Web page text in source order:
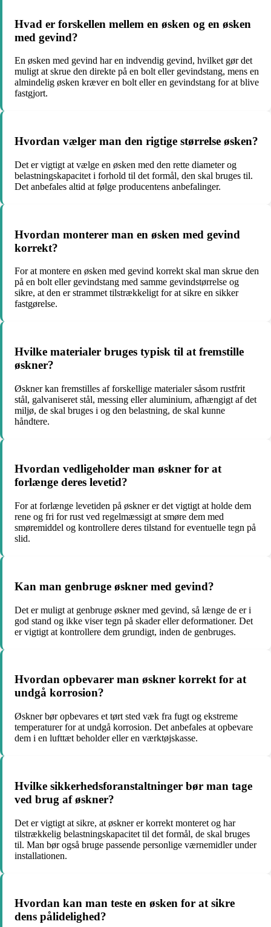
Hvad er forskellen mellem en øsken og en øsken
med gevind?
En øsken med gevind har en indvendig gevind, hvilket gør det
muligt at skrue den direkte på en bolt eller gevindstang, mens en
almindelig øsken kræver en bolt eller en gevindstang for at blive
fastgjort.
Hvordan vælger man den rigtige størrelse øsken?
Det er vigtigt at vælge en øsken med den rette diameter og
belastningskapacitet i forhold til det formål, den skal bruges til.
Det anbefales altid at følge producentens anbefalinger.
Hvordan monterer man en øsken med gevind
korrekt?
For at montere en øsken med gevind korrekt skal man skrue den
på en bolt eller gevindstang med samme gevindstørrelse og
sikre, at den er strammet tilstrækkeligt for at sikre en sikker
fastgørelse.
Hvilke materialer bruges typisk til at fremstille
øskner?
Øskner kan fremstilles af forskellige materialer såsom rustfrit
stål, galvaniseret stål, messing eller aluminium, afhængigt af det
miljø, de skal bruges i og den belastning, de skal kunne
håndtere.
Hvordan vedligeholder man øskner for at
forlænge deres levetid?
For at forlænge levetiden på øskner er det vigtigt at holde dem
rene og fri for rust ved regelmæssigt at smøre dem med
smøremiddel og kontrollere deres tilstand for eventuelle tegn på
slid.
Kan man genbruge øskner med gevind?
Det er muligt at genbruge øskner med gevind, så længe de er i
god stand og ikke viser tegn på skader eller deformationer. Det
er vigtigt at kontrollere dem grundigt, inden de genbruges.
Hvordan opbevarer man øskner korrekt for at
undgå korrosion?
Øskner bør opbevares et tørt sted væk fra fugt og ekstreme
temperaturer for at undgå korrosion. Det anbefales at opbevare
dem i en lufttæt beholder eller en værktøjskasse.
Hvilke sikkerhedsforanstaltninger bør man tage
ved brug af øskner?
Det er vigtigt at sikre, at øskner er korrekt monteret og har
tilstrækkelig belastningskapacitet til det formål, de skal bruges
til. Man bør også bruge passende personlige værnemidler under
installationen.
Hvordan kan man teste en øsken for at sikre
dens pålidelighed?